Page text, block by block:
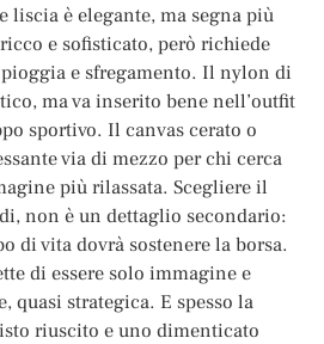
liscia è elegante, ma segna più
e sofisticato, però richiede
e sfregamento. Il nylon di
ma va inserito bene nell’outfit
sportivo. Il canvas cerato o
via di mezzo per chi cerca
più rilassata. Scegliere il
non è un dettaglio secondario:
di vita dovrà sostenere la borsa.
di essere solo immagine e
quasi strategica. E spesso la
riuscito e uno dimenticato